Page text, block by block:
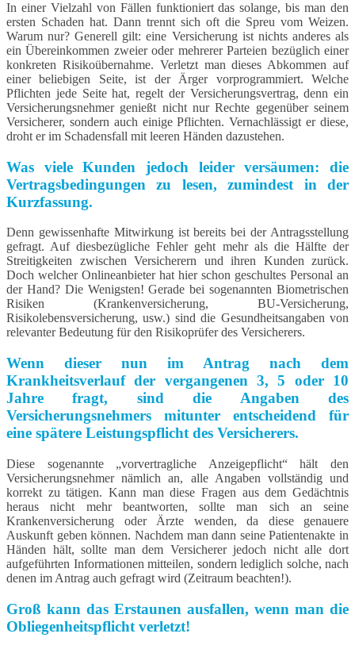
In einer Vielzahl von Fällen funktioniert das solange, bis man den
ersten Schaden hat. Dann trennt sich oft die Spreu vom Weizen.
Warum nur? Generell gilt: eine Versicherung ist nichts anderes als
ein Übereinkommen zweier oder mehrerer Parteien bezüglich einer
konkreten Risikoübernahme. Verletzt man dieses Abkommen auf
einer beliebigen Seite, ist der Ärger vorprogrammiert. Welche
Pflichten jede Seite hat, regelt der Versicherungsvertrag, denn ein
Versicherungsnehmer genießt nicht nur Rechte gegenüber seinem
Versicherer, sondern auch einige Pflichten. Vernachlässigt er diese,
droht er im Schadensfall mit leeren Händen dazustehen.
Was viele Kunden jedoch leider versäumen: die
Vertragsbedingungen zu lesen, zumindest in der
Kurzfassung.
Denn gewissenhafte Mitwirkung ist bereits bei der Antragsstellung
gefragt. Auf diesbezügliche Fehler geht mehr als die Hälfte der
Streitigkeiten zwischen Versicherern und ihren Kunden zurück.
Doch welcher Onlineanbieter hat hier schon geschultes Personal an
der Hand? Die Wenigsten! Gerade bei sogenannten Biometrischen
Risiken (Krankenversicherung, BU-Versicherung,
Risikolebensversicherung, usw.) sind die Gesundheitsangaben von
relevanter Bedeutung für den Risikoprüfer des Versicherers.
Wenn dieser nun im Antrag nach dem
Krankheitsverlauf der vergangenen 3, 5 oder 10
Jahre fragt, sind die Angaben des
Versicherungsnehmers mitunter entscheidend für
eine spätere Leistungspflicht des Versicherers.
Diese sogenannte „vorvertragliche Anzeigepflicht“ hält den
Versicherungsnehmer nämlich an, alle Angaben vollständig und
korrekt zu tätigen. Kann man diese Fragen aus dem Gedächtnis
heraus nicht mehr beantworten, sollte man sich an seine
Krankenversicherung oder Ärzte wenden, da diese genauere
Auskunft geben können. Nachdem man dann seine Patientenakte in
Händen hält, sollte man dem Versicherer jedoch nicht alle dort
aufgeführten Informationen mitteilen, sondern lediglich solche, nach
denen im Antrag auch gefragt wird (Zeitraum beachten!).
Groß kann das Erstaunen ausfallen, wenn man die
Obliegenheitspflicht verletzt!